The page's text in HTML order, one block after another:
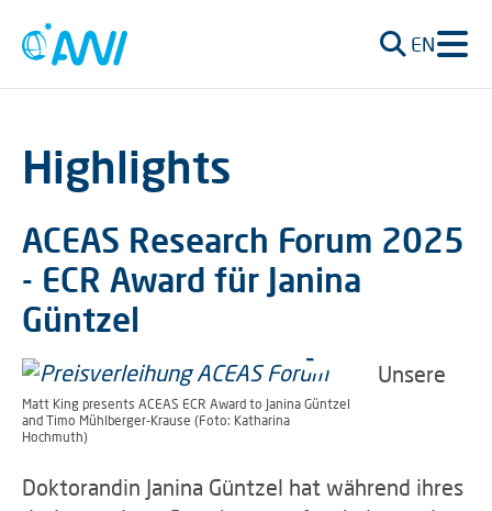
EN
Highlights
ACEAS Research Forum 2025
- ECR Award für Janina
Güntzel
Matt King presents ACEAS ECR Award to Janina Güntzel
and Timo Mühlberger-Krause (Foto: Katharina
Hochmuth)
Unsere
Doktorandin Janina Güntzel hat während ihres